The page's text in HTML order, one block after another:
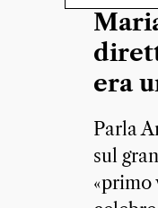
era
Parla
sul
«primo